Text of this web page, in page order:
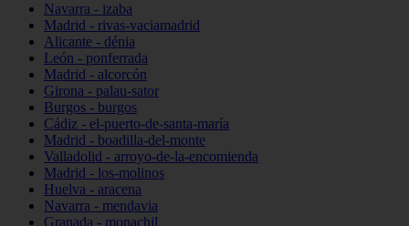
Navarra - izaba
Madrid - rivas-vaciamadrid
Alicante - dénia
León - ponferrada
Madrid - alcorcón
Girona - palau-sator
Burgos - burgos
Cádiz - el-puerto-de-santa-maría
Madrid - boadilla-del-monte
Valladolid - arroyo-de-la-encomienda
Madrid - los-molinos
Huelva - aracena
Navarra - mendavia
Granada - monachil